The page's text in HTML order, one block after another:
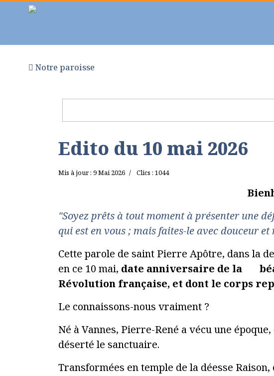
Notre paroisse
Edito du 10 mai 2026
Mis à jour : 9 Mai 2026 Clics : 1044
"Soyez prêts à tout moment à présenter une
qui est en vous ; mais faites-le avec douceur et
Cette parole de saint Pierre Apôtre, dans la
en ce 10 mai, date anniversaire de la
Révolution française, et dont le corps
Le connaissons-nous vraiment ?
Né à Vannes, Pierre-René a vécu une
déserté le sanctuaire.
Transformées en temple de la déesse